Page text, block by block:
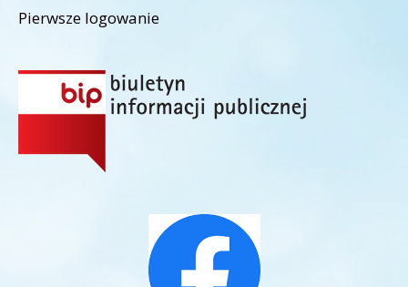
Pierwsze logowanie